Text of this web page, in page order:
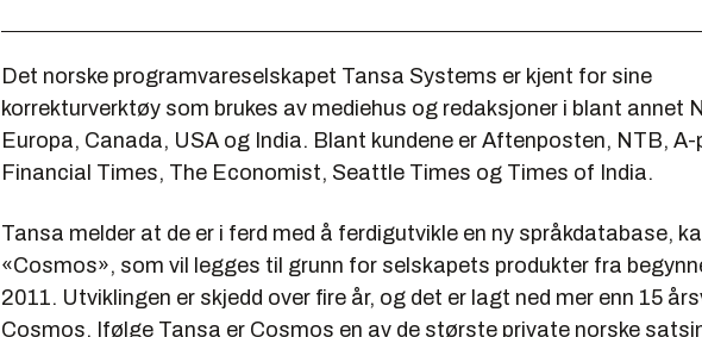
Det norske programvareselskapet Tansa Systems er kjent for sine
korrekturverktøy som brukes av mediehus og redaksjoner i blant annet
Europa, Canada, USA og India. Blant kundene er Aftenposten, NTB, A-
Financial Times, The Economist, Seattle Times og Times of India.
Tansa melder at de er i ferd med å ferdigutvikle en ny språkdatabase,
«Cosmos», som vil legges til grunn for selskapets produkter fra
2011. Utviklingen er skjedd over fire år, og det er lagt ned mer enn 15
Cosmos. Ifølge Tansa er Cosmos en av de største private norske